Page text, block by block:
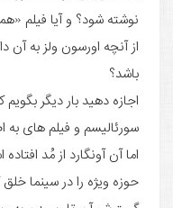
نوشته شود؟ و آیا فیلم
از آنچه اورسون ولز به آن
باشد؟
اجازه دهید بار دیگر
سورئالیسم و فیلم های
اما آن آونگارد از مُد
حوزه ویژه را در سینما خلق